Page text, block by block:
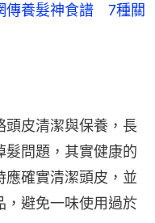
傳養髮神食譜 7種關
頭皮清潔與保養，長
髮問題，其實健康的
應確實清潔頭皮，並
，避免一味使用過於